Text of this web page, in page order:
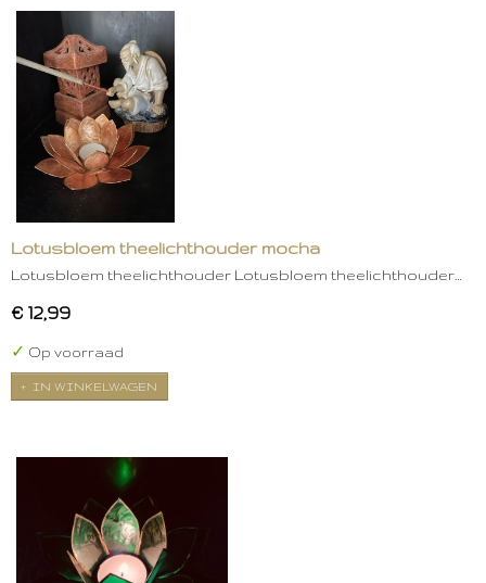
Lotusbloem theelichthouder mocha
Lotusbloem theelichthouder Lotusbloem theelichthouder…
€ 12,99
✓ Op voorraad
IN WINKELWAGEN